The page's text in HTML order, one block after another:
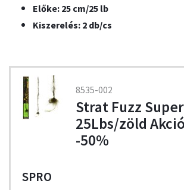
Előke: 25 cm/25 lb
Kiszerelés: 2 db/cs
8535-002
Strat Fuzz
25Lbs/zöld Akció
-50%
SPRO